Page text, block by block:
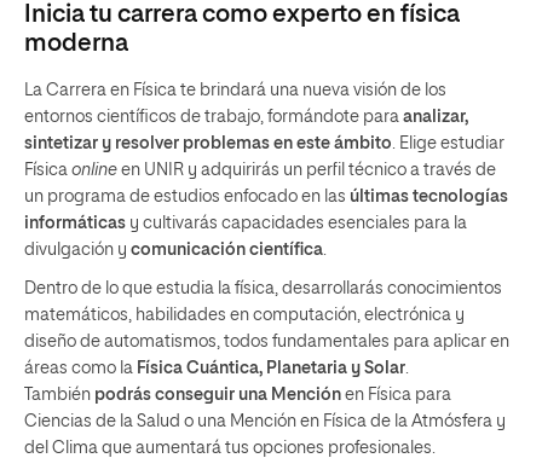
Inicia tu carrera como experto en física
moderna
La Carrera en Física te brindará una nueva visión de los
entornos científicos de trabajo, formándote para analizar,
sintetizar y resolver problemas en este ámbito. Elige estudiar
Física online en UNIR y adquirirás un perfil técnico a través de
un programa de estudios enfocado en las últimas tecnologías
informáticas y cultivarás capacidades esenciales para la
divulgación y comunicación científica.
Dentro de lo que estudia la física, desarrollarás conocimientos
matemáticos, habilidades en computación, electrónica y
diseño de automatismos, todos fundamentales para aplicar en
áreas como la Física Cuántica, Planetaria y Solar.
También podrás conseguir una Mención en Física para
Ciencias de la Salud o una Mención en Física de la Atmósfera y
del Clima que aumentará tus opciones profesionales.